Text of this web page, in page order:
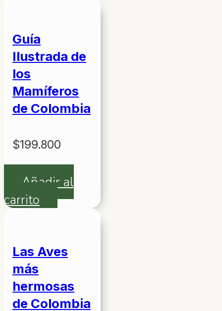
Guía
Ilustrada de
los
Mamíferos
de Colombia
$199.800
Añadir al
carrito
Las Aves
más
hermosas
de Colombia